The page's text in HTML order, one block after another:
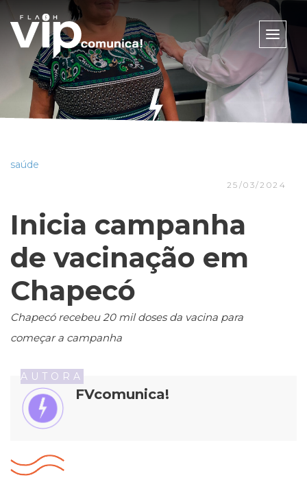
Toggle
saúde
25/03/2024
Inicia campanha
de vacinação em
Chapecó
Chapecó recebeu 20 mil doses da vacina para
começar a campanha
AUTORA
FVcomunica!